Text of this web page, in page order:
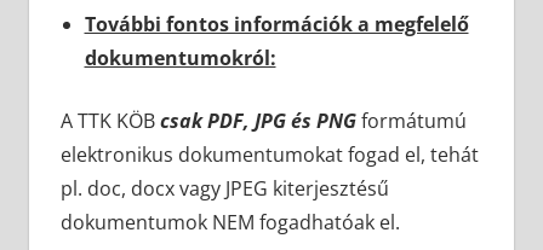
További fontos információk a megfelelő
dokumentumokról:
A TTK KÖBcsak PDF, JPG és PNGformátumú
elektronikus dokumentumokat fogad el, tehát
pl. doc, docx vagy JPEG kiterjesztésű
dokumentumok NEM fogadhatóak el.